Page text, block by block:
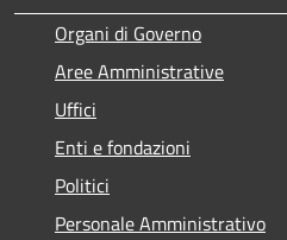
Organi di Governo
Aree Amministrative
Uffici
Enti e fondazioni
Politici
Personale Amministrativo